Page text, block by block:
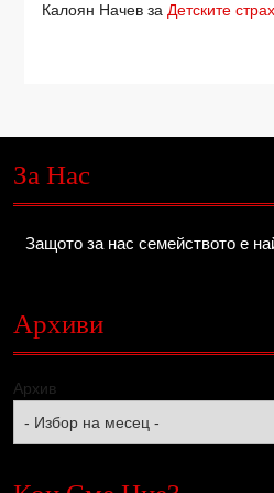
Калоян Начев за Детските
За Нас
Защото за нас семейството е
Архиви
Архив